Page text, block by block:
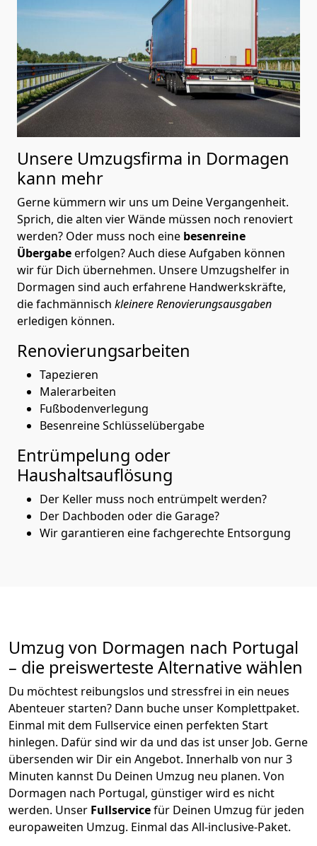
Unsere Umzugsfirma in Dormagen
kann mehr
Gerne kümmern wir uns um Deine Vergangenheit.
Sprich, die alten vier Wände müssen noch renoviert
werden? Oder muss noch eine besenreine
Übergabeerfolgen? Auch diese Aufgaben können
wir für Dich übernehmen. Unsere Umzugshelfer in
Dormagen sind auch erfahrene Handwerkskräfte,
die fachmännisch kleinere Renovierungsausgaben
erledigen können.
Renovierungsarbeiten
Tapezieren
Malerarbeiten
Fußbodenverlegung
Besenreine Schlüsselübergabe
Entrümpelung oder
Haushaltsauflösung
Der Keller muss noch entrümpelt werden?
Der Dachboden oder die Garage?
Wir garantieren eine fachgerechte Entsorgung
Umzug von Dormagen nach Portugal
– die preiswerteste Alternative wählen
Du möchtest reibungslos und stressfrei in ein neues
Abenteuer starten? Dann buche unser Komplettpaket.
Einmal mit dem Fullservice einen perfekten Start
hinlegen. Dafür sind wir da und das ist unser Job. Gerne
übersenden wir Dir ein Angebot. Innerhalb von nur3
Minuten kannst Du Deinen Umzug neu planen. Von
Dormagen nach Portugal, günstiger wird es nicht
werden. Unser Fullservicefür Deinen Umzug für jeden
europaweiten Umzug. Einmal das All-inclusive-Paket.